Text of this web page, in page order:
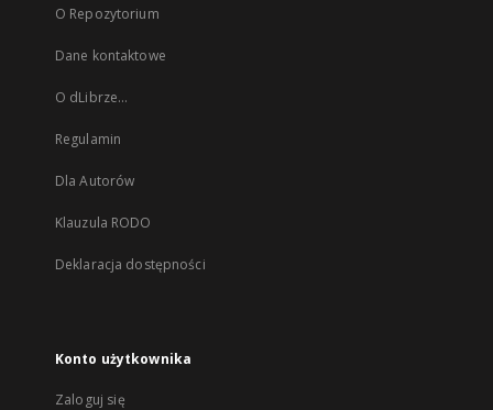
O Repozytorium
Dane kontaktowe
O dLibrze...
Regulamin
Dla Autorów
Klauzula RODO
Deklaracja dostępności
Konto użytkownika
Zaloguj się